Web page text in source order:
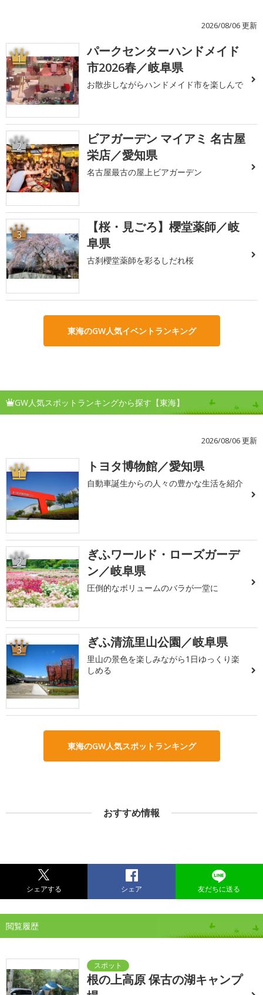
2026/08/06 更新
1
パークセンターハンドメイド
市2026春／岐阜県
お散歩しながらハンドメイド市を楽しんで
2
ビアガーデン マイアミ 名古屋
栄店／愛知県
名古屋最古の屋上ビアガーデン
3
【桜・見ごろ】櫻堂薬師／岐
阜県
古刹櫻堂薬師を彩るしだれ桜
東海のGW人気イベントランキング
GW人気スポットランキングから探す【東海】
2026/08/06 更新
1 トヨタ博物館／愛知県
自動車誕生からの人々の豊かな生活を紹介
2
ぎふワールド・ローズガーデ
ン／岐阜県
圧倒的なボリュームのバラが一堂に
3 ぎふ清流里山公園／岐阜県
里山の景色を楽しみながら1日ゆっくり楽
しめる
東海のGW人気スポットランキング
おすすめ情報
シェアする シェア 友だちに送る
閲覧履歴
根の上高原 保古の湖キャンプ